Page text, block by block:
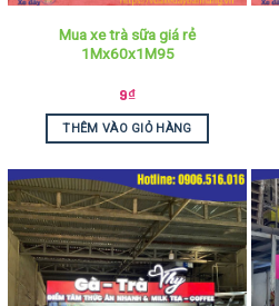
Mua xe trà sữa giá rẻ
1Mx60x1M95
9₫
THÊM VÀO GIỎ HÀNG